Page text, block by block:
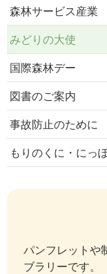
2023/4/25 みどり
2023年度「ミス
2023/1/24 みどり
2023年度「ミス
2022/2/2 みどりの大
2020年度「ミス
森林サービス産業
みどりの大使
国際森林デー
図書のご案内
事故防止のために
もりのくに・にっ
パンフレットや
ブラリーです。